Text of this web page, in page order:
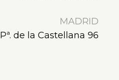
MADRID
Pª. de la Castellana 96